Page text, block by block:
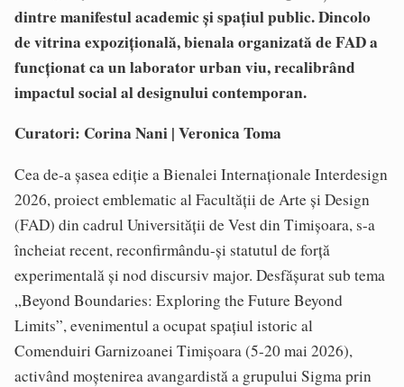
dintre manifestul academic și spațiul public. Dincolo
de vitrina expozițională, bienala organizată de FAD a
funcționat ca un laborator urban viu, recalibrând
impactul social al designului contemporan.
Curatori: Corina Nani | Veronica Toma
Cea de-a șasea ediție a Bienalei Internaționale Interdesign
2026, proiect emblematic al Facultății de Arte și Design
(FAD) din cadrul Universității de Vest din Timișoara, s-a
încheiat recent, reconfirmându-și statutul de forță
experimentală și nod discursiv major. Desfășurat sub tema
„Beyond Boundaries: Exploring the Future Beyond
Limits”, evenimentul a ocupat spațiul istoric al
Comenduiri Garnizoanei Timișoara (5-20 mai 2026),
activând moștenirea avangardistă a grupului Sigma prin